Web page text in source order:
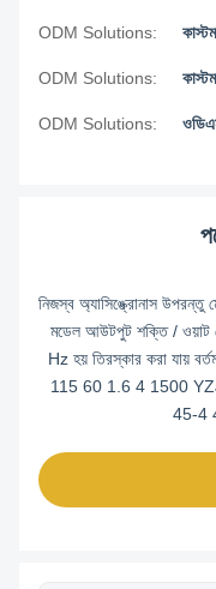
ODM Solutions:
ODM Solutions:
ODM Solutions:
নিজস্ব অ্যাসিঙ্ক্রোনাস উপরন্তু
মডেল আউটপুট শক্তি / ওয়াট
Hz হয় তিরস্কার করা যায়
115 60 1.6 4 1500
45-4